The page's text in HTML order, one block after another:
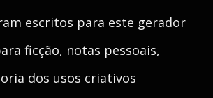
escritos para este gerador
ficção, notas pessoais,
dos usos criativos